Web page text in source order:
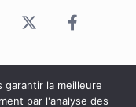
la meilleure
par l'analyse des